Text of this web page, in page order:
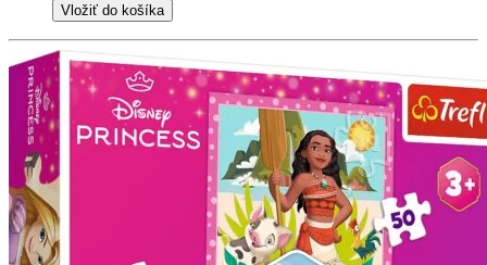
Vložiť do košíka